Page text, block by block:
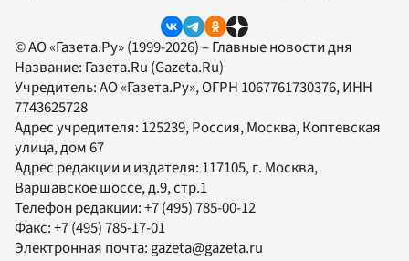
© АО «Газета.Ру» (1999-2026) – Главные новости дня
Название: Газета.Ru (Gazeta.Ru)
Учредитель:АО «Газета.Ру», ОГРН 1067761730376, ИНН
7743625728
Адрес учредителя: 125239, Россия, Москва, Коптевская
улица, дом 67
Адрес редакции и издателя: 117105, г. Москва,
Варшавское шоссе, д.9, стр.1
Телефон редакции:+7 (495) 785-00-12
Факс:+7 (495) 785-17-01
Электронная почта:gazeta@gazeta.ru